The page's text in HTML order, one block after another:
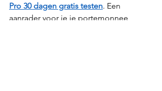
Pro 30 dagen gratis testen. Een
aanrader voor je je portemonnee